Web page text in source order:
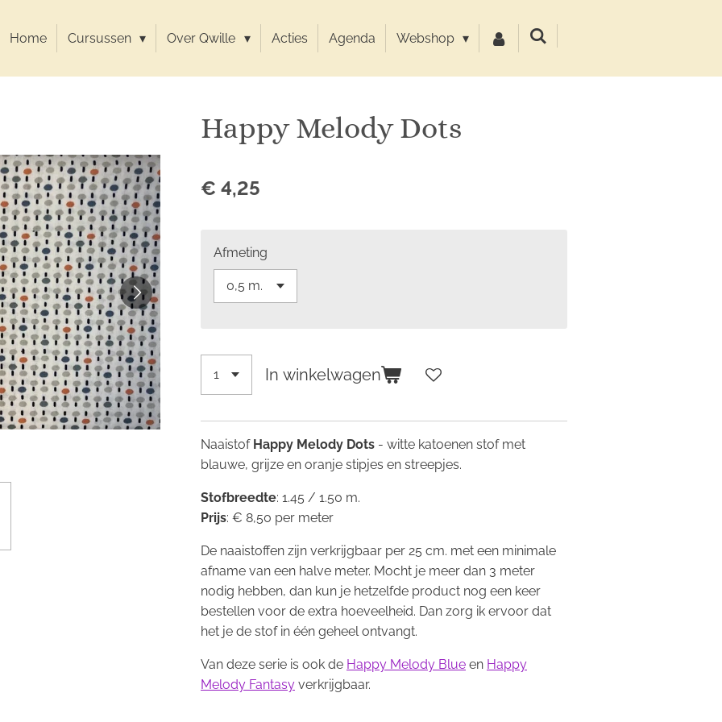
Home Cursussen Over Qwille Acties Agenda Webshop
Happy Melody Dots
€ 4,25
Afmeting
In winkelwagen
Naaistof Happy Melody Dots - witte katoenen stof met
blauwe, grijze en oranje stipjes en streepjes.
Stofbreedte: 1.45 / 1.50 m.
Prijs: € 8,50 per meter
De naaistoffen zijn verkrijgbaar per 25 cm. met een minimale
afname van een halve meter. Mocht je meer dan 3 meter
nodig hebben, dan kun je hetzelfde product nog een keer
bestellen voor de extra hoeveelheid. Dan zorg ik ervoor dat
het je de stof in één geheel ontvangt.
Van deze serie is ook de Happy Melody Blue en Happy
Melody Fantasy verkrijgbaar.